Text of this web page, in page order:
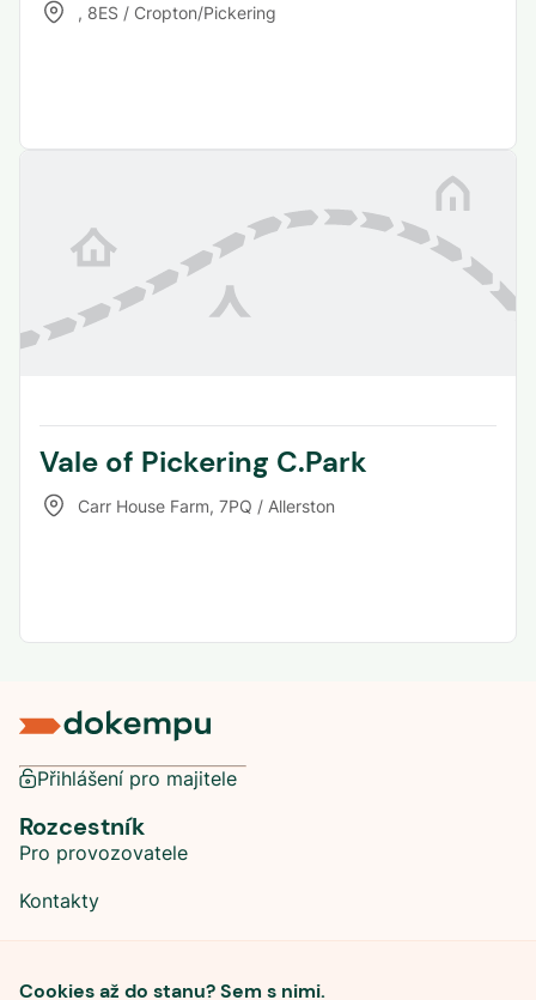
, 8ES / Cropton/Pickering
Vale of Pickering C.Park
Carr House Farm, 7PQ / Allerston
Cookies až do stanu? Sem s nimi.
Přihlášení pro majitele
Rozcestník
Pro provozovatele
Kontakty